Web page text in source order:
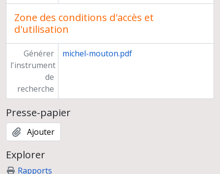
Zone des conditions d'accès et
d'utilisation
Générer
l'instrument
de
recherche
michel-mouton.pdf
Presse-papier
Ajouter
Explorer
Rapports